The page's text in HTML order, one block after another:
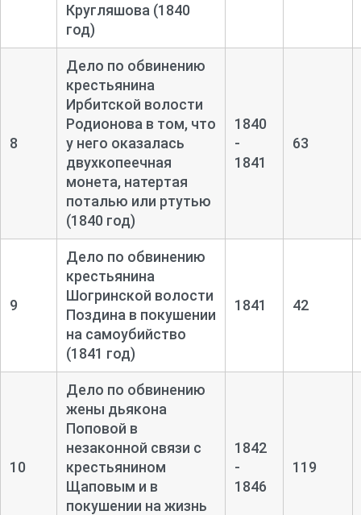
Кругляшова (1840
год)
8
Дело по обвинению
крестьянина
Ирбитской волости
Родионова в том, что
у него оказалась
двухкопеечная
монета, натертая
поталью или ртутью
(1840 год)
1840
-
1841
63
9
Дело по обвинению
крестьянина
Шогринской волости
Поздина в покушении
на самоубийство
(1841 год)
1841 42
10
Дело по обвинению
жены дьякона
Поповой в
незаконной связи с
крестьянином
Щаповым и в
покушении на жизнь
1842
-
1846
119